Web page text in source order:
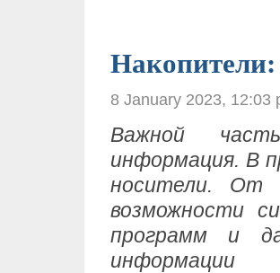
Накопители:
8 January 2023, 12:03
Важной
информация. В
носители. От
возможности
программ и
информации